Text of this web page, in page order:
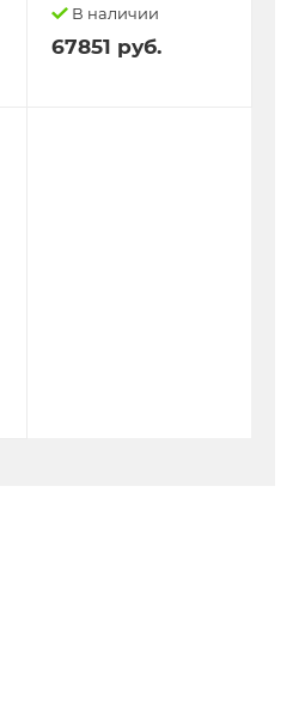
В наличии
67851 руб.